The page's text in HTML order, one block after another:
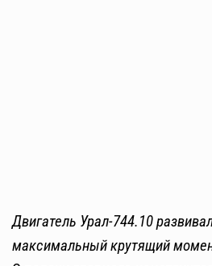
Двигатель Урал-744.10
максимальный крутящий